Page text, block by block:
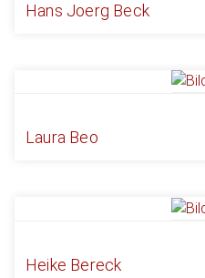
Hans Joerg Beck
Laura Beo
Heike Bereck